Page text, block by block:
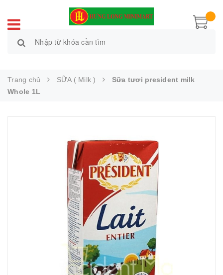
Trang chủ SỮA ( Milk )
Sữa tươi president milk
Whole 1L